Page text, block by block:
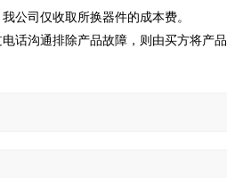
公司仅收取所换器件的成本费。
话沟通排除产品故障，则由买方将产品